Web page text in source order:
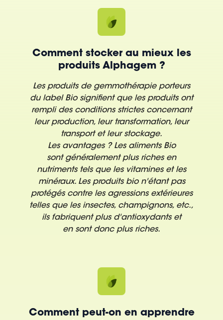
Comment stocker au mieux les
produits Alphagem ?
Les produits de gemmothérapie porteurs
du label Bio signifient que les produits ont
rempli des conditions strictes concernant
leur production, leur transformation, leur
transport et leur stockage.
Les avantages ? Les aliments Bio
sont généralement plus riches en
nutriments tels que les vitamines et les
minéraux. Les produits bio n'étant pas
protégés contre les agressions extérieures
telles que les insectes, champignons, etc.,
ils fabriquent plus d'antioxydants et
en sont donc plus riches.
Comment peut-on en apprendre